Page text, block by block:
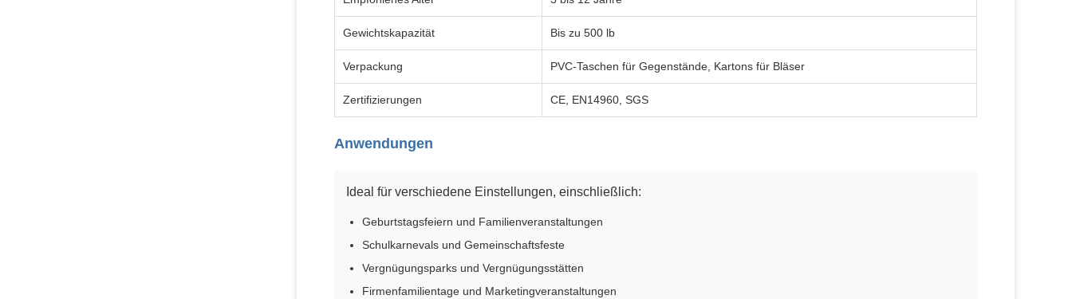
Gewichtskapazität Bis zu 500 lb
Verpackung PVC-Taschen für Gegenstände, Kartons für Bläser
Zertifizierungen CE, EN14960, SGS
Anwendungen
Ideal für verschiedene Einstellungen, einschließlich:
Geburtstagsfeiern und Familienveranstaltungen
Schulkarnevals und Gemeinschaftsfeste
Vergnügungsparks und Vergnügungsstätten
Firmenfamilientage und Marketingveranstaltungen